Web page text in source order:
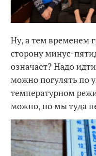
Ну, а тем временем
сторону минус-
означает? Надо
можно погулять по
температурном
можно, но мы туда